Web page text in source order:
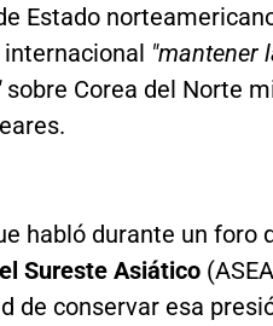
Estado
"mantener
sobre Corea del Norte
habló durante un foro
Sureste Asiático
de conservar esa